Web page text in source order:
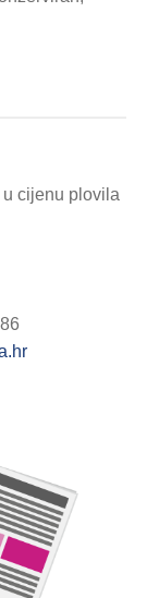
cijenu plovila